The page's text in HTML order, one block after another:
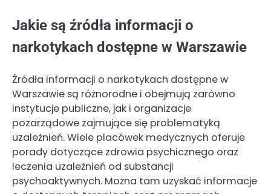
Jakie są źródła informacji o
narkotykach dostępne w Warszawie
Źródła informacji o narkotykach dostępne w
Warszawie są różnorodne i obejmują zarówno
instytucje publiczne, jak i organizacje
pozarządowe zajmujące się problematyką
uzależnień. Wiele placówek medycznych oferuje
porady dotyczące zdrowia psychicznego oraz
leczenia uzależnień od substancji
psychoaktywnych. Można tam uzyskać informacje